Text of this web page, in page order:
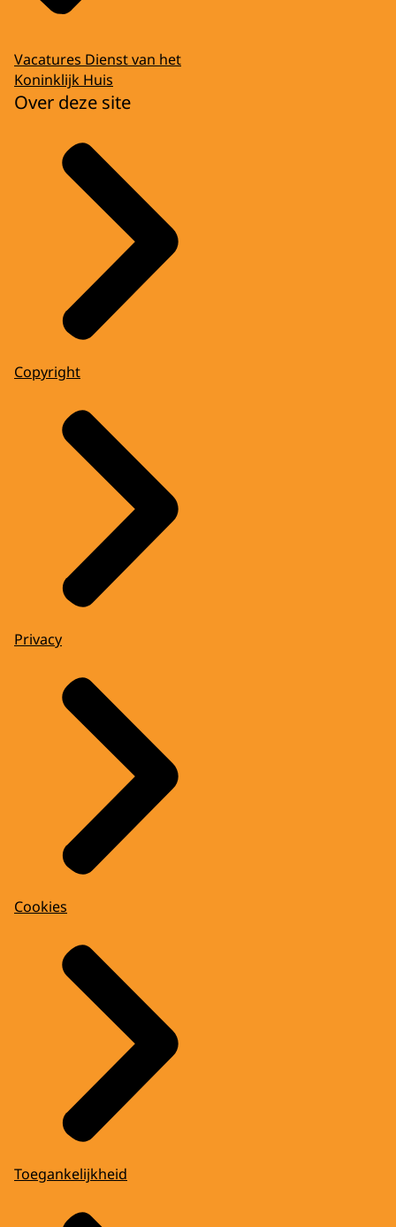
Vacatures Dienst van het
Koninklijk Huis
Over deze site
Copyright
Privacy
Cookies
Toegankelijkheid